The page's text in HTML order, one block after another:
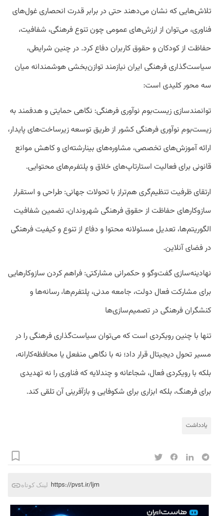
تلاش‌هایی که نشان می‌دهند حتی در برابر قدرت انحصاری غول‌های
فناوری، می‌توان از ارزش‌های عمومی چون تنوع فرهنگی، شفافیت،
حفاظت از کودکان و حقوق کاربران دفاع کرد. در چنین شرایطی،
سیاست‌گذاری فرهنگی ایران نیازمند توازن‌بخشی هوشمندانه میان
سه محور کلیدی است:
توانمندسازی زیست‌بوم نوآوری فرهنگی: نگاهی حمایتی و هدفمند به
زیست‌بوم نوآوری فرهنگی کشور از طریق توسعه زیرساخت‌های پایدار،
ارائه آموزش‌های تخصصی، مشاوره‌های بینارشته‌ای و کاهش موانع
قانونی برای فعالیت استارتاپ‌های خلاق و پلتفرم‌های محتوایی.
ارتقای ظرفیت تنظیم‌گری هم‌تراز با تحولات جهانی: طراحی و استقرار
سازوکارهای حفاظت از حقوق فرهنگی شهروندان، تضمین شفافیت
الگوریتم‌ها، تعدیل مسئولانه محتوا و دفاع از تنوع و کیفیت فرهنگی
در فضای آنلاین.
نهادینه‌سازی گفت‌وگو و حکمرانی مشارکتی: فراهم کردن سازوکارهایی
برای مشارکت فعال دولت، جامعه مدنی، پلتفرم‌ها، رسانه‌ها و
کنشگران فرهنگی در تصمیم‌سازی‌ها
تنها با چنین رویکردی است که می‌توان سیاست‌گذاری فرهنگی را در
مسیر تحول دیجیتال قرار داد؛ نه با نگاهی منفعل یا محافظه‌کارانه،
بلکه با رویکردی فعال، شجاعانه و چندلایه که فناوری را نه تهدیدی
برای فرهنگ، بلکه ابزاری برای شکوفایی و بازآفرینی آن تلقی کند.
یادداشت
لینک کوتاه https://pvst.ir/ljm